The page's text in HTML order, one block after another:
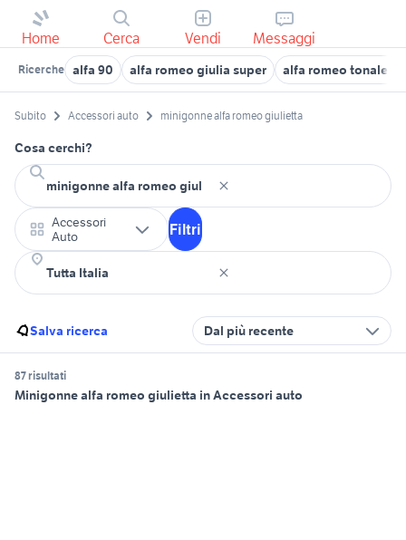
Home Cerca Vendi Messaggi
Ricerche alfa 90 alfa romeo giulia super alfa romeo tonale
Subito Accessori auto minigonne alfa romeo giulietta
Cosa cerchi?
Accessori
Auto
Filtri
Salva ricerca Dal più recente
87 risultati
Minigonne alfa romeo giulietta in Accessori auto